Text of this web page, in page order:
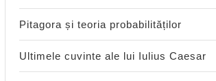
Pitagora și teoria probabilităților
Ultimele cuvinte ale lui Iulius Caesar